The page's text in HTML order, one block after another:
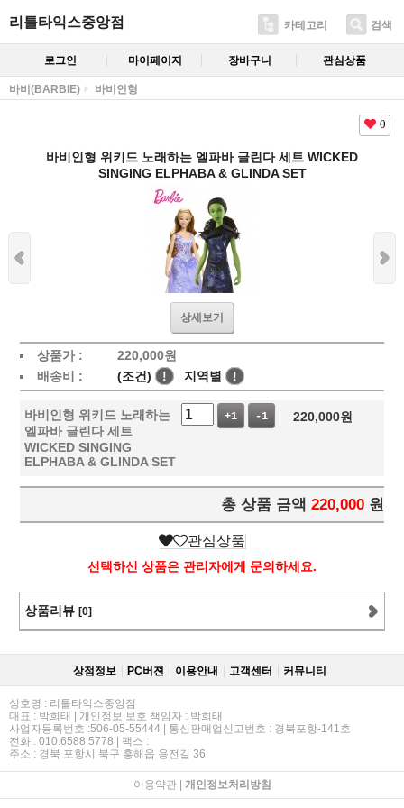
리틀타익스중앙점 카테고리 검색
로그인 마이페이지 장바구니 관심상품
바비(BARBIE) 바비인형
0
바비인형 위키드 노래하는 엘파바 글린다 세트 WICKED
SINGING ELPHABA & GLINDA SET
상세보기
상품가 : 220,000원
배송비 :
(조건) ! 지역별 !
바비인형 위키드 노래하는
엘파바 글린다 세트
WICKED SINGING
ELPHABA & GLINDA SET
+1 -1 220,000원
총 상품 금액 220,000 원
관심상품
선택하신 상품은 관리자에게 문의하세요.
상품리뷰 [0]
상점정보 PC버젼 이용안내 고객센터 커뮤니티
상호명 : 리틀타익스중앙점
대표 : 박희태 | 개인정보 보호 책임자 : 박희태
사업자등록번호 :506-05-55444 | 통신판매업신고번호 : 경북포항-141호
전화 : 010.6588.5778 | 팩스 :
주소 : 경북 포항시 북구 흥해읍 용전길 36
이용약관| 개인정보처리방침